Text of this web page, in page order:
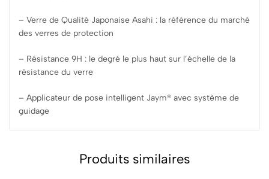
– Verre de Qualité Japonaise Asahi : la référence du marché
des verres de protection
– Résistance 9H : le degré le plus haut sur l’échelle de la
résistance du verre
– Applicateur de pose intelligent Jaym® avec système de
guidage
Produits similaires